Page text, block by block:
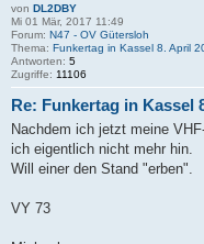
von DL2DBY
Mi 01 Mär, 2017 11:49
Forum: N47 - OV Gütersloh
Thema: Funkertag in Kassel 8. April
Antworten: 5
Zugriffe: 11106
Re: Funkertag in Kassel
Nachdem ich jetzt meine
ich eigentlich nicht mehr hin.
Will einer den Stand "erben".
VY 73